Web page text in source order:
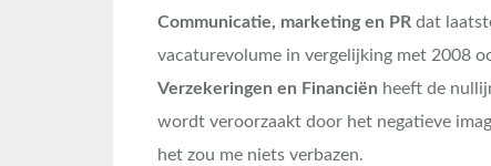
Communicatie, marketing en PR dat
vacaturevolume in vergelijking met 2008
Verzekeringen en Financiën heeft de
wordt veroorzaakt door het negatieve
het zou me niets verbazen.